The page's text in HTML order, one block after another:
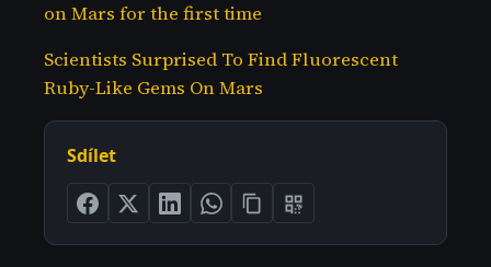
on Mars for the first time
Scientists Surprised To Find Fluorescent
Ruby-Like Gems On Mars
Sdílet